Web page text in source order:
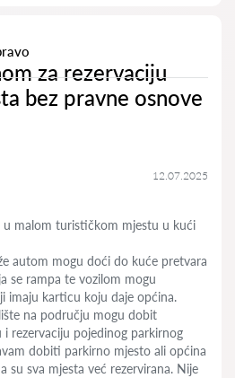
za rezervaciju
bez pravne osnove
12.07.2025
u malom turističkom mjestu u kući
autom mogu doći do kuće pretvara
se rampa te vozilom mogu
imaju karticu koju daje općina.
na području mogu dobit
rezervaciju pojedinog parkirnog
dobiti parkirno mjesto ali općina
su sva mjesta već rezervirana. Nije